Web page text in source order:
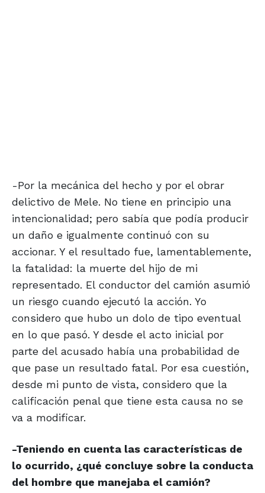
-Por la mecánica del hecho y por el obrar
delictivo de Mele. No tiene en principio una
intencionalidad; pero sabía que podía producir
un daño e igualmente continuó con su
accionar. Y el resultado fue, lamentablemente,
la fatalidad: la muerte del hijo de mi
representado. El conductor del camión asumió
un riesgo cuando ejecutó la acción. Yo
considero que hubo un dolo de tipo eventual
en lo que pasó. Y desde el acto inicial por
parte del acusado había una probabilidad de
que pase un resultado fatal. Por esa cuestión,
desde mi punto de vista, considero que la
calificación penal que tiene esta causa no se
va a modificar.
-Teniendo en cuenta las características de
lo ocurrido, ¿qué concluye sobre la conducta
del hombre que manejaba el camión?